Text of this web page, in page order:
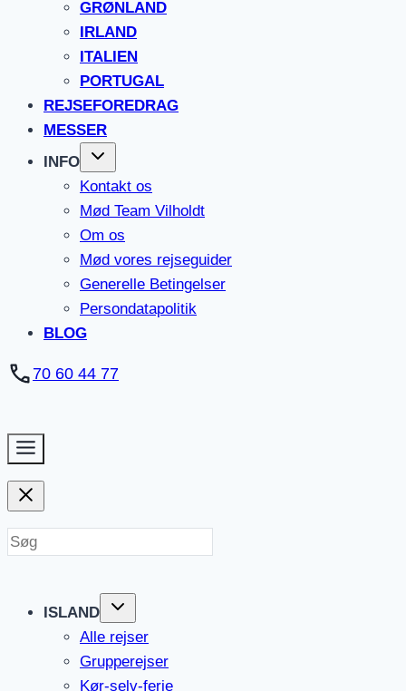
GRØNLAND
IRLAND
ITALIEN
PORTUGAL
REJSEFOREDRAG
MESSER
INFO
Kontakt os
Mød Team Vilholdt
Om os
Mød vores rejseguider
Generelle Betingelser
Persondatapolitik
BLOG
70 60 44 77
ISLAND
Alle rejser
Grupperejser
Kør-selv-ferie